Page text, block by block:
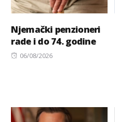
Njemački penzioneri
rade i do 74. godine
Posted
06/08/2026